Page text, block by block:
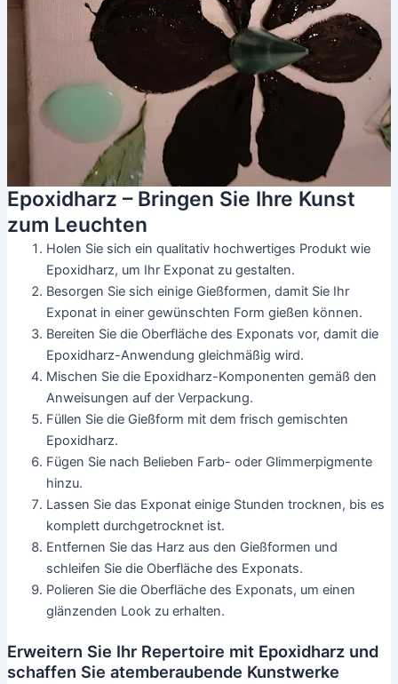
Epoxidharz – Bringen Sie Ihre Kunst
zum Leuchten
Holen Sie sich ein qualitativ hochwertiges Produkt wie
Epoxidharz, um Ihr Exponat zu gestalten.
Besorgen Sie sich einige Gießformen, damit Sie Ihr
Exponat in einer gewünschten Form gießen können.
Bereiten Sie die Oberfläche des Exponats vor, damit die
Epoxidharz-Anwendung gleichmäßig wird.
Mischen Sie die Epoxidharz-Komponenten gemäß den
Anweisungen auf der Verpackung.
Füllen Sie die Gießform mit dem frisch gemischten
Epoxidharz.
Fügen Sie nach Belieben Farb- oder Glimmerpigmente
hinzu.
Lassen Sie das Exponat einige Stunden trocknen, bis es
komplett durchgetrocknet ist.
Entfernen Sie das Harz aus den Gießformen und
schleifen Sie die Oberfläche des Exponats.
Polieren Sie die Oberfläche des Exponats, um einen
glänzenden Look zu erhalten.
Erweitern Sie Ihr Repertoire mit Epoxidharz und
schaffen Sie atemberaubende Kunstwerke